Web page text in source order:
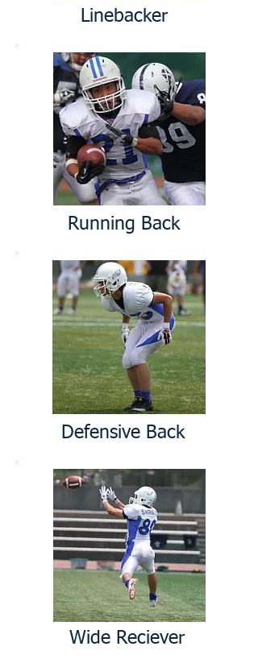
Linebacker
Running Back
Defensive Back
Wide Reciever